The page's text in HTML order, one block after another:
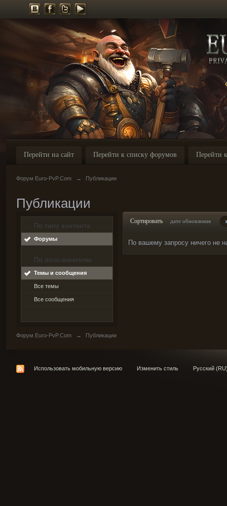
Перейти на сайт Перейти к списку форумов Перейти
Форум Euro-PvP.Com → Публикации
Публикации
По типу контента
Форумы
По пользователю
Темы и сообщения
Все темы
Все сообщения
Сортировать дате обновления
По вашему запросу ничего не
Форум Euro-PvP.Com → Публикации
Использовать мобильную версию Изменить стиль Русский